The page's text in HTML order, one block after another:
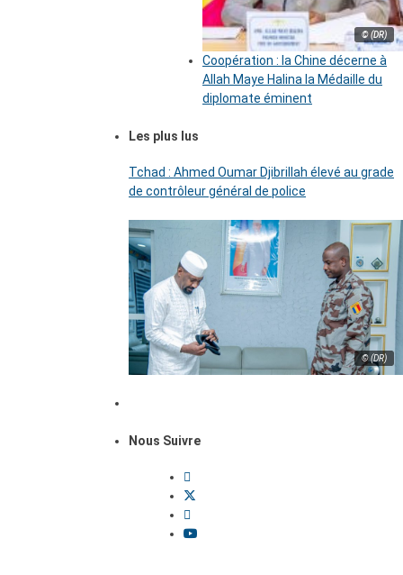
© (DR)
Coopération : la Chine décerne à
Allah Maye Halina la Médaille du
diplomate éminent
Les plus lus
Tchad : Ahmed Oumar Djibrillah élevé au grade
de contrôleur général de police
© (DR)
Nous Suivre